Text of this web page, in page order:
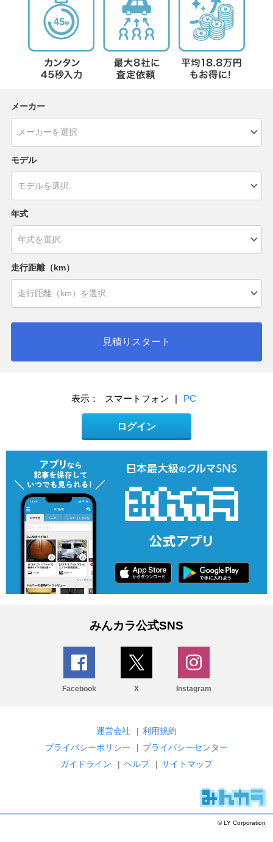
メーカー
モデル
年式
走行距離（km）
見積りスタート
表示： スマートフォン | PC
ログイン
みんカラ公式SNS
Facebook X Instagram
運営会社 | 利用規約
プライバシーポリシー
| プライバシーセンター
ガイドライン
| ヘルプ | サイトマップ
© LY Corporation